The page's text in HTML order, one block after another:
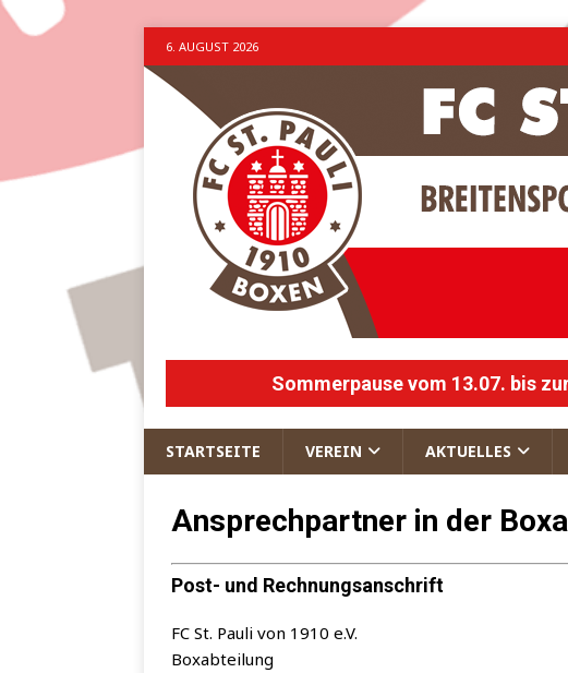
6. AUGUST 2026
Sommerpause vom 13.07. bis
STARTSEITE VEREIN AKTUELLES
Ansprechpartner in der
Post- und Rechnungsanschrift
FC St. Pau­li von 1910 e.V.
Boxabteilung